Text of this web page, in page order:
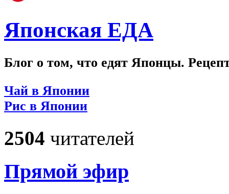
Японская ЕДА
Блог о том, что едят Японцы.
Чай в Японии
Рис в Японии
2504 читателей
Прямой эфир